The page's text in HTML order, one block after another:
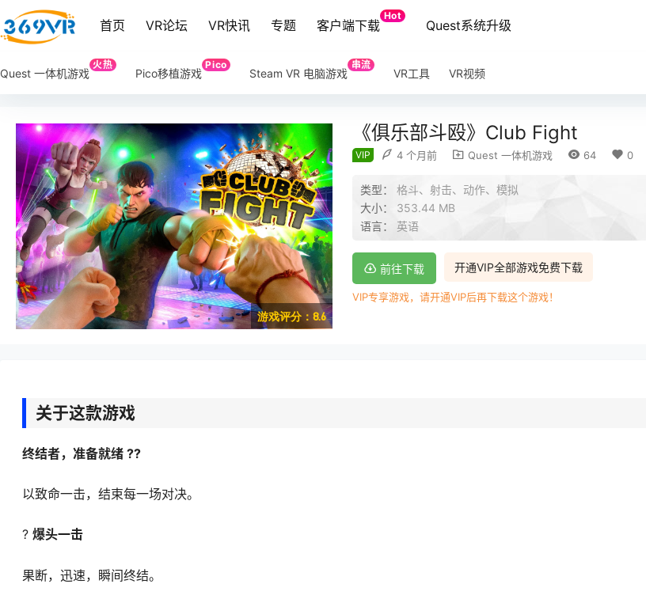
首页 VR论坛 VR快讯 专题 客户端下载
Hot
Quest系统升级
Quest 一体机游戏
火热
Pico移植游戏
Pico
Steam VR 电脑游戏
串流
VR工具 VR视频
游戏评分：8.6
《俱乐部斗殴》Club Fight
VIP 4 个月前 Quest 一体机游戏 64 0
类型： 格斗、射击、动作、模拟
大小： 353.44 MB
语言： 英语
开通VIP全部游戏免费下载
前往下载
VIP专享游戏，请开通VIP后再下载这个游戏！
关于这款游戏
终结者，准备就绪 ??
以致命一击，结束每一场对决。
? 爆头一击
果断，迅速，瞬间终结。